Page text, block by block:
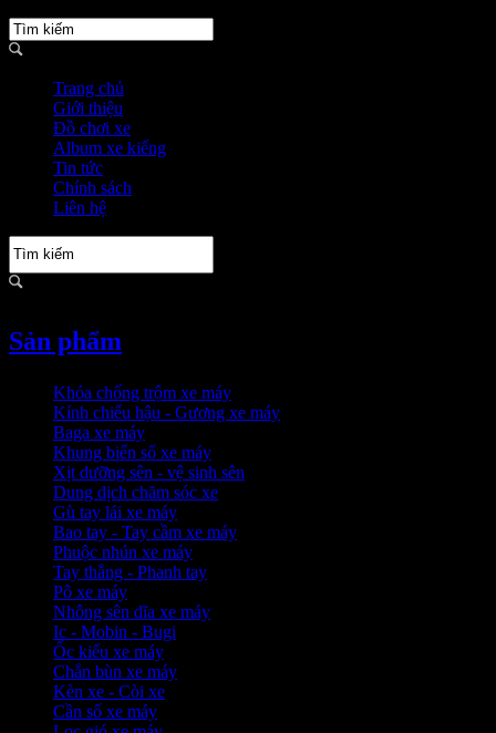
Trang chủ
Giới thiệu
Đồ chơi xe
Album xe kiểng
Tin tức
Chính sách
Liên hệ
Sản phẩm
Khóa chống trộm xe máy
Kính chiếu hậu - Gương xe máy
Baga xe máy
Khung biển số xe máy
Xịt dưỡng sên - vệ sinh sên
Dung dịch chăm sóc xe
Gù tay lái xe máy
Bao tay - Tay cầm xe máy
Phuộc nhún xe máy
Tay thắng - Phanh tay
Pô xe máy
Nhông sên dĩa xe máy
Ic - Mobin - Bugi
Ốc kiểu xe máy
Chắn bùn xe máy
Kèn xe - Còi xe
Cần số xe máy